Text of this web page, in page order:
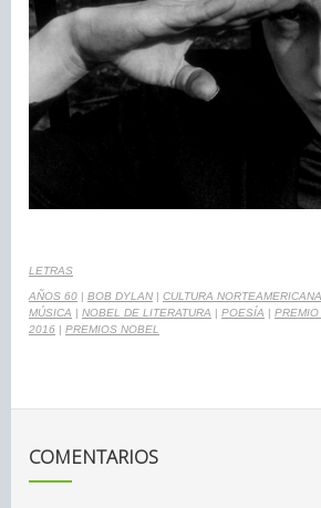
LETRAS
AÑOS 60 | BOB DYLAN | CULTURA NORTEAMERICANA
MÚSICA | NOBEL DE LITERATURA | POESÍA | PREMIO
2016 | PREMIOS NOBEL
COMENTARIOS